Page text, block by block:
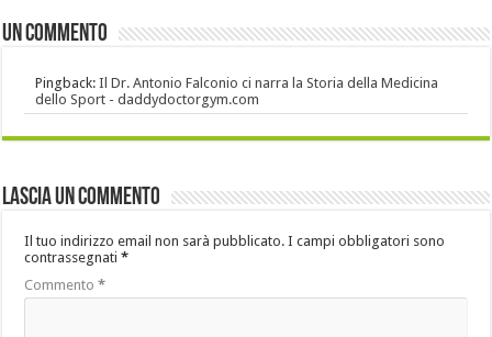
Un commento
Pingback:Il Dr. Antonio Falconio ci narra la Storia della Medicina
dello Sport - daddydoctorgym.com
Lascia un commento
Il tuo indirizzo email non sarà pubblicato. I campi obbligatori sono
contrassegnati*
Commento*